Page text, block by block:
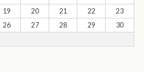
19 20 21 22
23
26 27 28 29
30